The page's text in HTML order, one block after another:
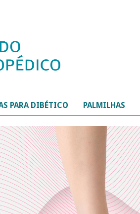
PARA DIBÉTICO PALMILHAS